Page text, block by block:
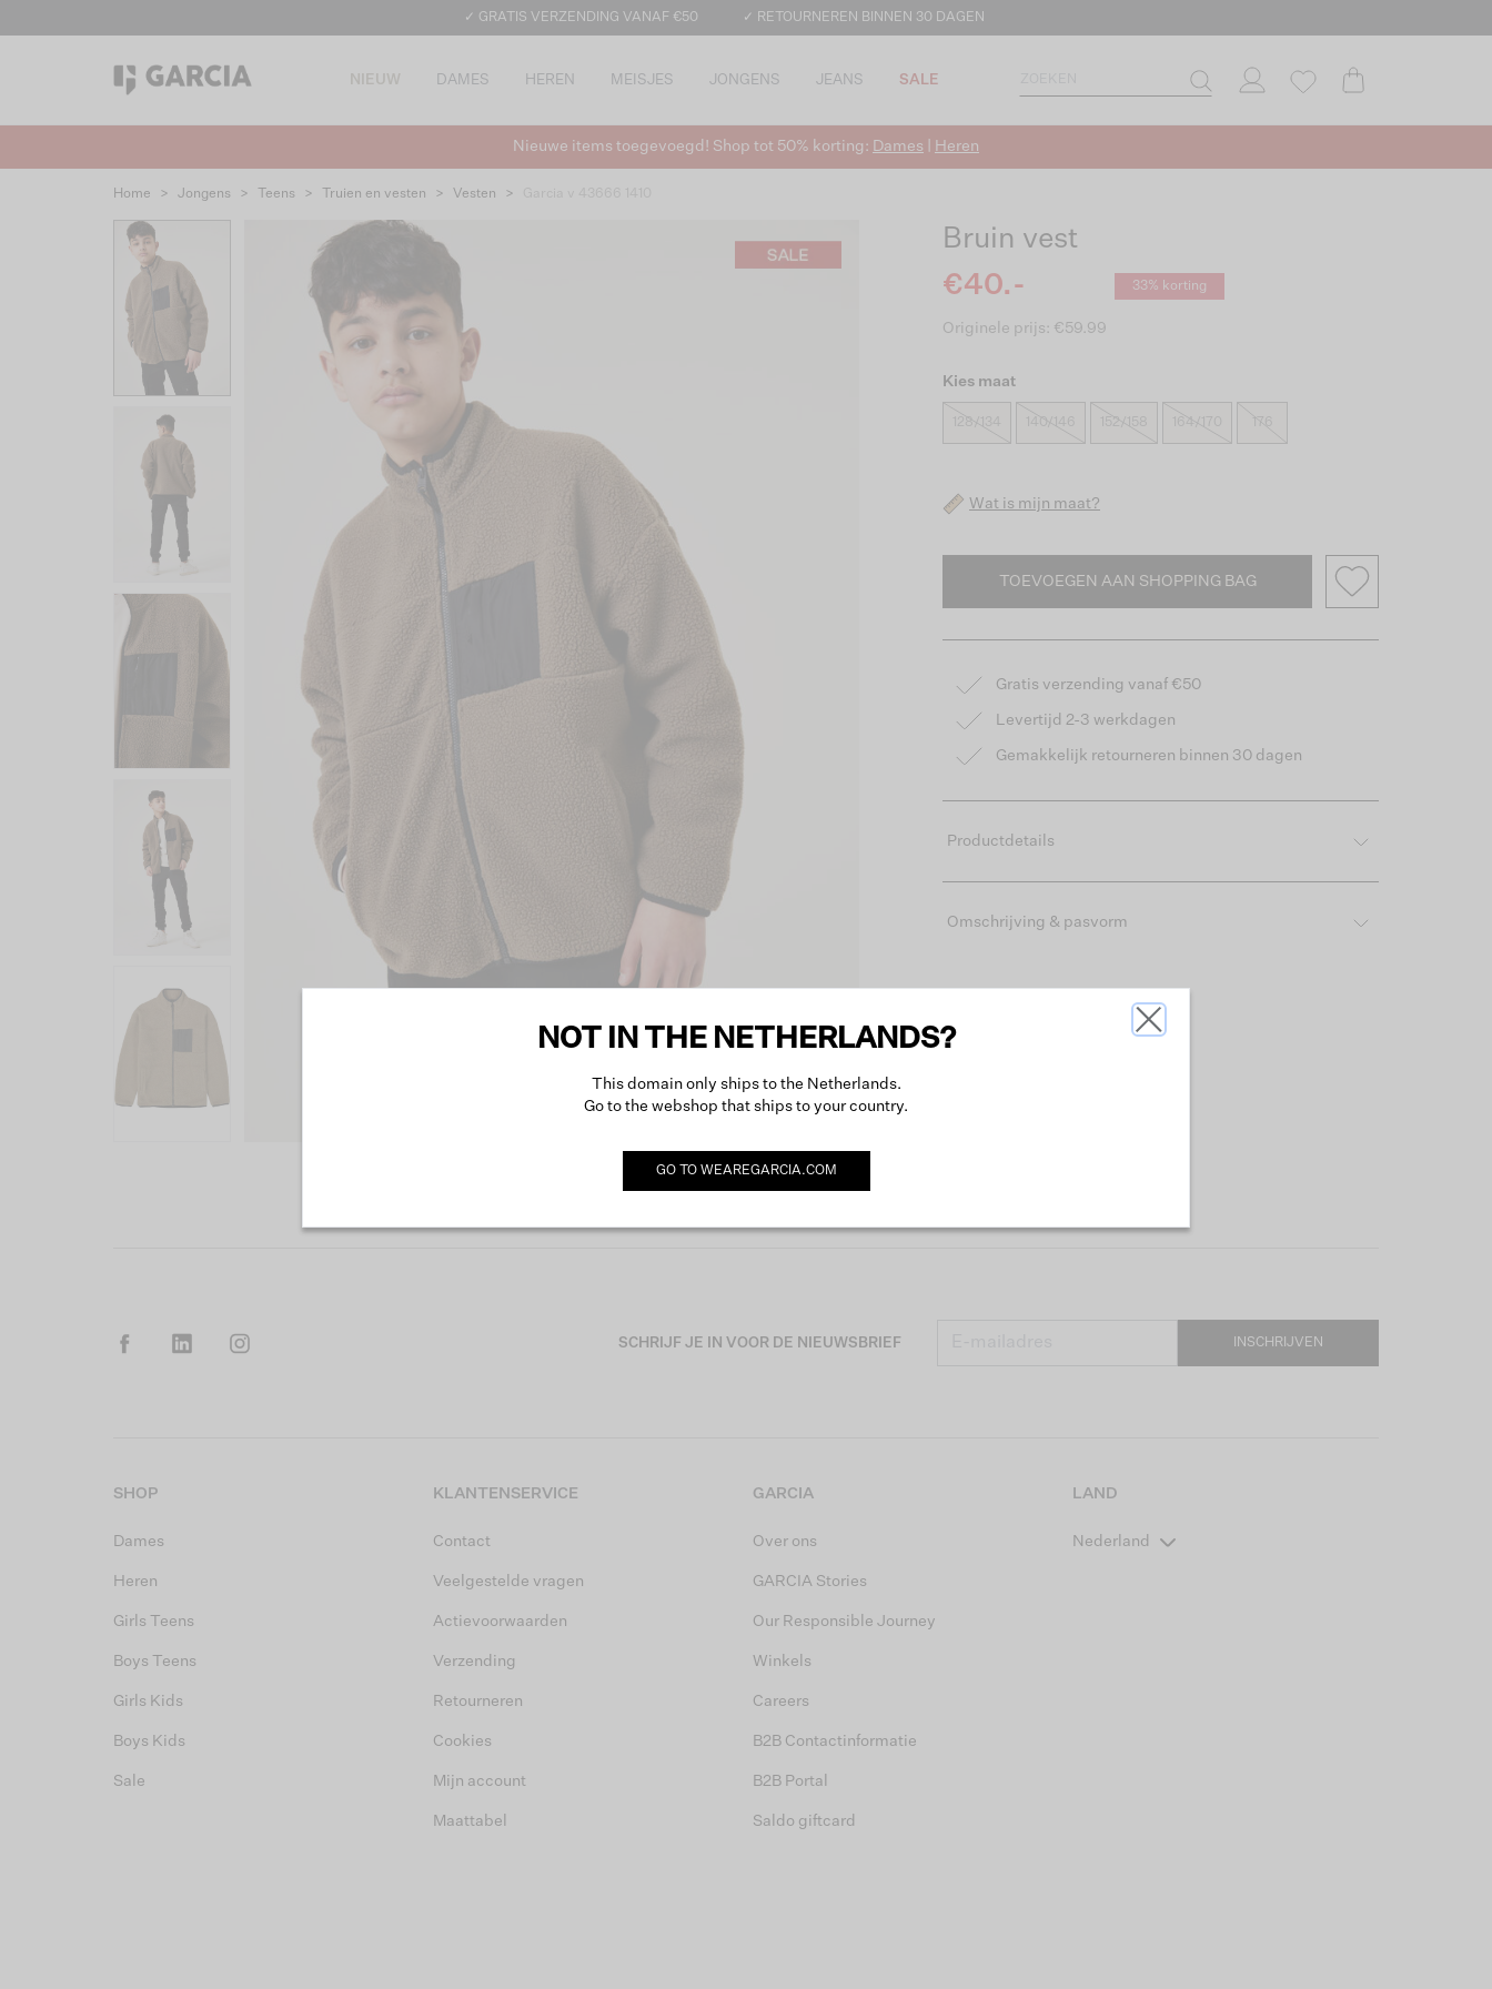
✓ GRATIS VERZENDING VANAF €50 ✓ RETOURNEREN BINNEN 30 DAGEN
NIEUW DAMES HEREN MEISJES JONGENS JEANS SALE
Nieuwe items toegevoegd! Shop tot 50% korting: Dames Heren
Home > Jongens > Teens > Truien en vesten > Vesten >
Bruin vest
€40.-
33% korting
Originele prijs: €59.99
Kies maat
128/134
Wat is mijn maat?
TOEVOEGEN AAN SHOPPING BAG
Gratis verzending vanaf €50
Levertijd 2-3 werkdagen
Gemakkelijk retourneren binnen 30 dagen
Productdetails
Omschrijving & pasvorm
SCHRIJF JE IN VOOR DE NIEUWSBRIEF INSCHRIJVEN
SHOP
Dames
Heren
Girls Teens
Boys Teens
Girls Kids
Boys Kids
Sale
KLANTENSERVICE
Contact
Veelgestelde vragen
Actievoorwaarden
Verzending
Retourneren
Cookies
Mijn account
Maattabel
GARCIA
Over ons
GARCIA Stories
Our Responsible Journey
Winkels
Careers
B2B Contactinformatie
B2B Portal
Saldo giftcard
LAND
Nederland
NOT IN THE NETHERLANDS?
This domain only ships to the Netherlands.
Go to the webshop that ships to your country.
GO TO WEAREGARCIA.COM